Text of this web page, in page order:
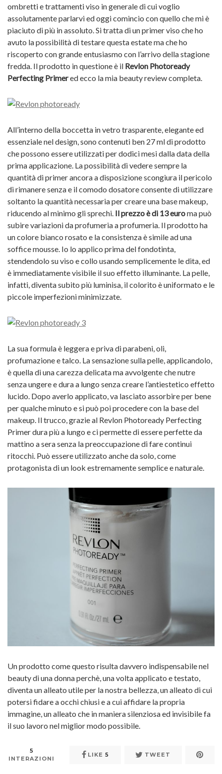
ombretti e trattamenti viso in generale di cui voglio
assolutamente parlarvi ed oggi comincio con quello che mi è
piaciuto di più in assoluto. Si tratta di un primer viso che ho
avuto la possibilità di testare questa estate ma che ho
riscoperto con grande entusiasmo con l’arrivo della stagione
fredda. Il prodotto in questione è il Revlon Photoready
Perfecting Primered ecco la mia beauty review completa.
All’interno della boccetta in vetro trasparente, elegante ed
essenziale nel design, sono contenuti ben 27 ml di prodotto
che possono essere utilizzati per dodici mesi dalla data della
prima applicazione. La possibilità di vedere sempre la
quantità di primer ancora a disposizione scongiura il pericolo
di rimanere senza e il comodo dosatore consente di utilizzare
soltanto la quantità necessaria per creare una base makeup,
riducendo al minimo gli sprechi. Il prezzo è di 13 euroma può
subire variazioni da profumeria a profumeria. Il prodotto ha
un colore bianco rosato e la consistenza è simile ad una
soffice mousse. Io lo applico prima del fondotinta,
stendendolo su viso e collo usando semplicemente le dita, ed
è immediatamente visibile il suo effetto illuminante. La pelle,
infatti, diventa subito più luminisa, il colorito è uniformato e le
piccole imperfezioni minimizzate.
La sua formula è leggera e priva di parabeni, oli,
profumazione e talco. La sensazione sulla pelle, applicandolo,
è quella di una carezza delicata ma avvolgente che nutre
senza ungere e dura a lungo senza creare l’antiestetico effetto
lucido. Dopo averlo applicato, va lasciato assorbire per bene
per qualche minuto e si può poi procedere con la base del
makeup. Il trucco, grazie al Revlon Photoready Perfecting
Primer dura più a lungo e ci permette di essere perfette da
mattino a sera senza la preoccupazione di fare continui
ritocchi. Può essere utilizzato anche da solo, come
protagonista di un look estremamente semplice e naturale.
Un prodotto come questo risulta davvero indispensabile nel
beauty di una donna perchè, una volta applicato e testato,
diventa un alleato utile per la nostra bellezza, un alleato di cui
potersi fidare a occhi chiusi e a cui affidare la propria
immagine, un alleato che in maniera silenziosa ed invisibile fa
il suo lavoro nel miglior modo possibile.
5
INTERAZIONI
LIKE 5 TWEET